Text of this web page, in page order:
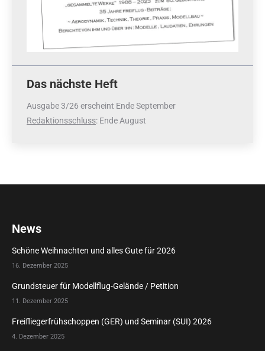
Das nächste Heft
Ausgabe 3/26 erscheint Ende September
Redaktionsschluss: Ende August
News
Schöne Weihnachten und alles Gute für 2026
16. Dezember 2025
Grundsteuer für Modellflug-Gelände / Petition
11. Dezember 2025
Freifliegerfrühschoppen (GER) und Seminar (SUI) 2026
4. Dezember 2025